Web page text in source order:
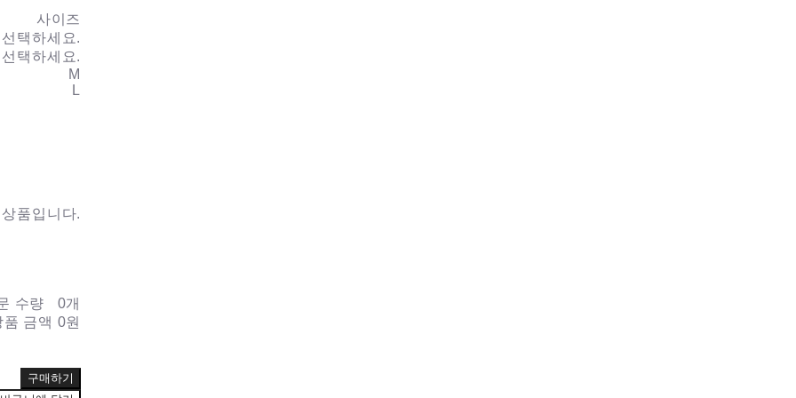
사이즈
선택하세요.
선택하세요.
M
L
품입니다.
수량
0개
품 금액 0원
구매하기